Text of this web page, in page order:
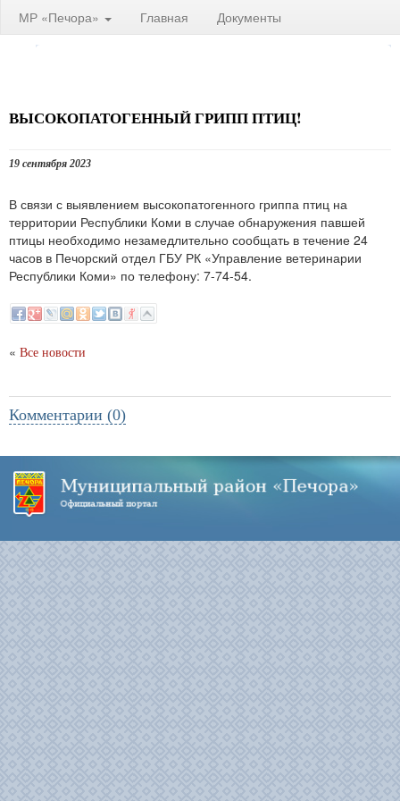
МР «Печора» Главная Документы
ВЫСОКОПАТОГЕННЫЙ ГРИПП ПТИЦ!
19 сентября 2023
В связи с выявлением высокопатогенного гриппа птиц на
территории Республики Коми в случае обнаружения павшей
птицы необходимо незамедлительно сообщать в течение 24
часов в Печорский отдел ГБУ РК «Управление ветеринарии
Республики Коми» по телефону: 7-74-54.
« Все новости
Комментарии (0)